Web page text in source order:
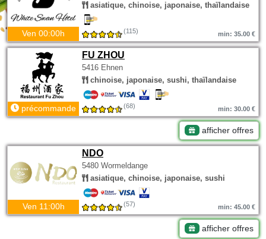
asiatique, chinoise, japonaise, thaïlandaise
Ven 00:00h (115) min: 35.00 €
FU ZHOU
5416 Ehnen
chinoise, japonaise, sushi, thaïlandaise
précommande (68) min: 30.00 €
afficher offres
NDO
5480 Wormeldange
asiatique, chinoise, japonaise, sushi
Ven 11:00h (57) min: 45.00 €
afficher offres